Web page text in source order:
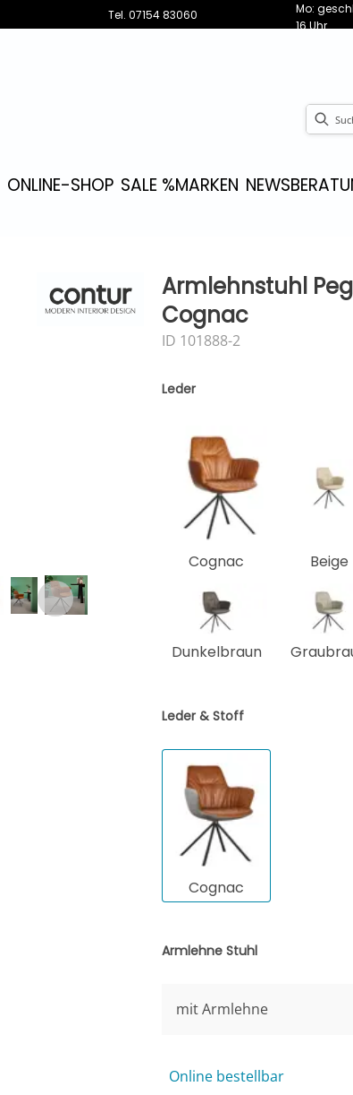
Tel. 07154 83060
Mo:
16 Uhr
ONLINE-SHOP SALE %MARKEN NEWS
Armlehnstuhl
Cognac
ID 101888-2
Leder
Cognac Beige
Dunkelbraun
Leder & Stoff
Cognac
Armlehne Stuhl
mit Armlehne
Online bestellbar